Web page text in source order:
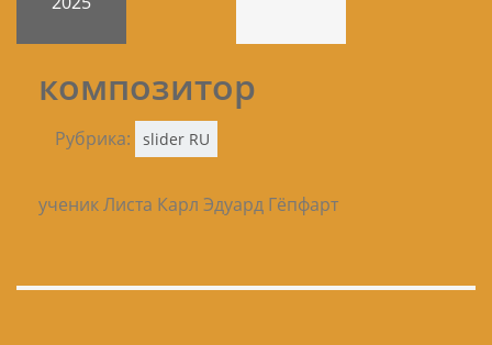
композитор
Рубрика: slider RU
ученик Листа Карл Эдуард Гёпфарт